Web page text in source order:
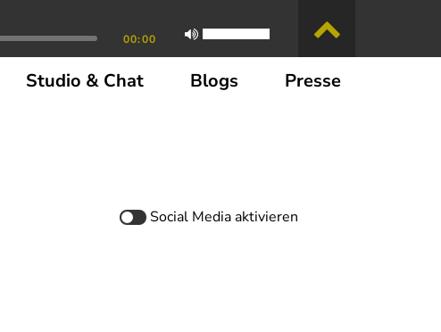
00:00
Studio & Chat Blogs Presse
Social Mediaaktivieren